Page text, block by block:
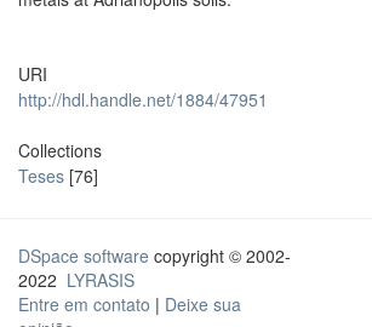
URI
http://hdl.handle.net/1884/47951
Collections
Teses [76]
DSpace software copyright © 2002-
2022 LYRASIS
Entre em contato | Deixe sua